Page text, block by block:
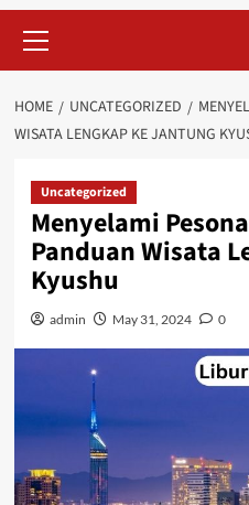
Menu
HOME UNCATEGORIZED
WISATA LENGKAP KE JANTUNG
Uncategorized
Menyelami
Panduan Wisata
Kyushu
admin May 31, 2024 0